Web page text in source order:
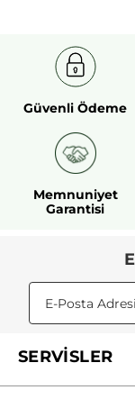
Güvenli Ödeme
Memnuniyet
Garantisi
SERVİSLER